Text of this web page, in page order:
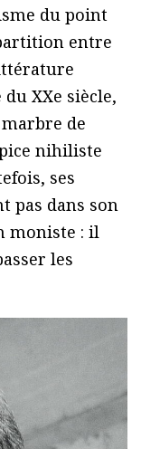
du point
entre
XXe siècle,
de
nihiliste
ses
pas dans son
moniste : il
les